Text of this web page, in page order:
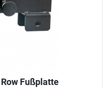
Fußplatte